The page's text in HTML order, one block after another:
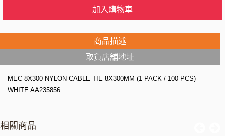
加入購物車
商品描述
取貨店舖地址
MEC 8X300 NYLON CABLE TIE 8X300MM (1 PACK / 100 PCS)
WHITE AA235856
相關商品